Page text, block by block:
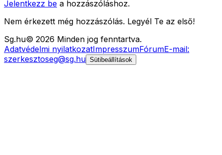
Jelentkezz be a hozzászóláshoz.
Nem érkezett még hozzászólás. Legyél Te az első!
Sg.hu© 2026 Minden jog fenntartva.
Adatvédelmi nyilatkozatImpresszumFórumE-mail:
szerkesztoseg@sg.hu Sütibeállítások